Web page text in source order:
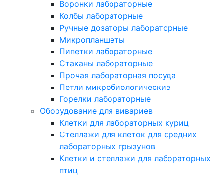
Воронки лабораторные
Колбы лабораторные
Ручные дозаторы лабораторные
Микропланшеты
Пипетки лабораторные
Стаканы лабораторные
Прочая лабораторная посуда
Петли микробиологические
Горелки лабораторные
Оборудование для вивариев
Клетки для лабораторных куриц
Стеллажи для клеток для средних
лабораторных грызунов
Клетки и стеллажи для лабораторных
птиц